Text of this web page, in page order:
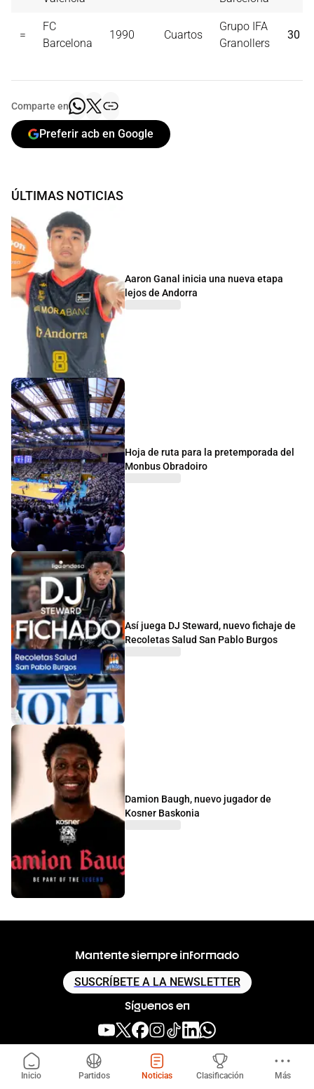
=
FC
Barcelona
1990 Cuartos
Grupo IFA
Granollers
30
Comparte en
Preferir acb en Google
ÚLTIMAS NOTICIAS
Aaron Ganal inicia una nueva etapa
lejos de Andorra
Hoja de ruta para la pretemporada del
Monbus Obradoiro
Así juega DJ Steward, nuevo fichaje de
Recoletas Salud San Pablo Burgos
Damion Baugh, nuevo jugador de
Kosner Baskonia
Mantente siempre informado
SUSCRÍBETE A LA NEWSLETTER
Síguenos en
Descarga nuestra app
Inicio Partidos Noticias Clasificación Más